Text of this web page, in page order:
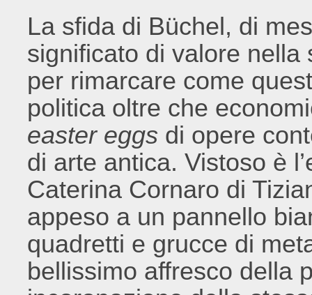
La sfida di Büchel, di
significato di valore nella
per rimarcare come
politica oltre che
easter eggs di opere
di arte antica. Vistoso è
Caterina Cornaro di
appeso a un pannello
quadretti e grucce di
bellissimo affresco della